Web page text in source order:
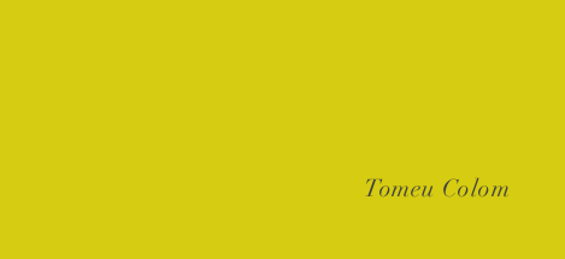
Tomeu Colom